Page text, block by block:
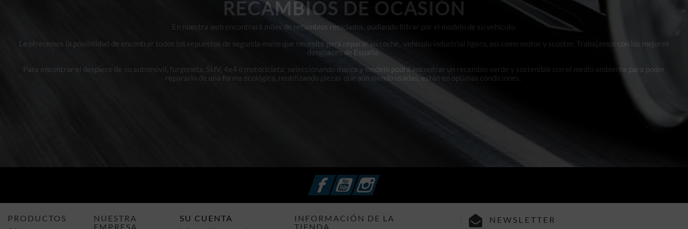
RECAMBIOS DE OCASIÓN
En nuestra web encontrará miles de recambios reciclados, pudiendo filtrar por el modelo de su vehículo.
Le ofrecemos la posibilidad de encontrar todos los repuestos de segunda mano que necesite para reparar su coche, vehículo industrial ligero, así como motos y scooter. Trabajamos con los mejores
desguaces de España.
Para encontrar el despiece de su automóvil, furgoneta, SUV, 4x4 o motocicleta; seleccionando marca y modelo podrá encontrar un recambio verde y sostenible con el medio ambiente para poder
repararlo de una forma ecológica, reutilizando piezas que aún siendo usadas, están en optimas condiciones.
FacebookYouTubeInstagram
PRODUCTOS
NUESTRA
EMPRESA
SU CUENTA
INFORMACIÓN DE LA
TIENDA
NEWSLETTER